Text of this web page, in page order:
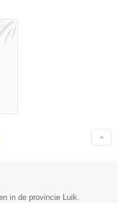
in de provincie Luik.